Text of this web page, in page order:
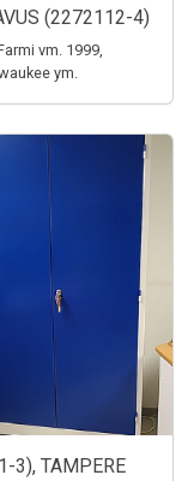
(2272112-4)
vm. 1999,
ym.
3), TAMPERE